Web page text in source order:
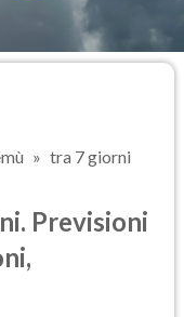
tra 7 giorni
Previsioni